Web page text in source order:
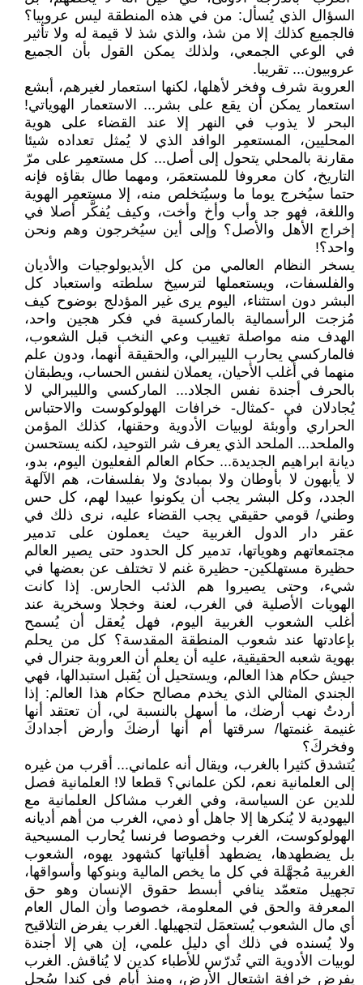
السؤال الذي يُسأل: من في هذه المنطقة ليس عروبيا؟
فالجميع كذلك إلا من شذ، والذي شذ لا قيمة له ولا تأثير
في الوعي الجمعي، ولذلك يمكن القول بأن الجميع
عروبيون... تقريبا.
العروبة شرف وفخر لأهلها، لكنها استعمار لغيرهم، أبشع
استعمار يمكن أن يقع على بشر... الاستعمار الهوياتي!
البحر لا يذوب في النهر إلا عند القضاء على هوية
المحليين، المستعمِر الوافد الذي لا يُمثل تعداده شيئا
مقارنة بالمحلي يتحول إلى أصل... كل مستعمِر على مرّ
التاريخ، كان معروفا للمستعمَر، ومهما طال بقاؤه فإنه
حتما سيُخرج يوما ما وسيُتخلص منه، إلا مستعمِر الهوية
واللغة، فهو جد وأب وأخ وأخت، وكيف يُفكَّر أصلا في
إخراج الأهل والأصل؟ وإلى أين سيُخرجون وهم ونحن
واحد؟!
يسخر النظام العالمي من كل الأيديولوجيات والأديان
والفلسفات، ويستعملها لترسيخ سلطته واستعباد كل
البشر دون استثناء، اليوم يرى غير المؤدلج بوضوح كيف
مُزجت الرأسمالية بالماركسية في فكر هجين واحد،
الهدف منه مواصلة تغييب وعي النخب قبل الشعوب،
فالماركسي يحارب الليبرالي، والحقيقة أنهما، ودون علم
منهما في أغلب الأحيان، يعملان لنفس الحساب، ويطبقان
بالحرف أجندة نفس الجلاد... الماركسي والليبرالي لا
يُجادلان في -كمثال- خرافات الهولوكوست والاحتباس
الحراري وأوبئة لوبيات الأدوية وحقنها، كذلك المؤمن
والملحد... الملحد الذي يعرف شر التوحيد، لكنه يستحسن
ديانة ابراهيم الجديدة... حكام العالم الفعليون اليوم، بدو،
لا يأبهون لا بأوطان ولا بمبادئ ولا بفلسفات، هم الآلهة
الجدد، وكل البشر يجب أن يكونوا عبيدا لهم، كل حس
وطني/ قومي حقيقي يجب القضاء عليه، نرى ذلك في
عقر دار الدول الغربية حيث يعملون على تدمير
مجتمعاتهم وهوياتها، تدمير كل الحدود حتى يصير العالم
حظيرة مستهلكين- حظيرة غنم لا تختلف عن بعضها في
شيء، وحتى يصيروا هم الذئب الحارس. إذا كانت
الهويات الأصلية في الغرب، لعنة وخجلا وسخرية عند
أغلب الشعوب الغربية اليوم، فهل يُعقل أن يُسمح
بإعادتها عند شعوب المنطقة المقدسة؟ كل من يحلم
بهوية شعبه الحقيقية، عليه أن يعلم أن العروبة جنرال في
جيش حكام هذا العالم، ويستحيل أن يُقبل استبدالها، فهي
الجندي المثالي الذي يخدم مصالح حكام هذا العالم: إذا
أردتُ نهب أرضك، ما أسهل بالنسبة لي، أن تعتقد أنها
غنيمة غنمتها/ سرقتها أم أنها أرضكَ وأرض أجدادكَ
وفخركَ؟
يُتشدق كثيرا بالغرب، ويقال أنه علماني... أقرب من غيره
إلى العلمانية نعم، لكن علماني؟ قطعا لا! العلمانية فصل
للدين عن السياسة، وفي الغرب مشاكل العلمانية مع
اليهودية لا يُنكرها إلا جاهل أو ذمي، الغرب من أهم أديانه
الهولوكوست، الغرب وخصوصا فرنسا يُحارب المسيحية
بل يضطهدها، يضطهد أقلياتها كشهود يهوه، الشعوب
الغربية مُجهَّلة في كل ما يخص المالية وبنوكها وأسواقها،
تجهيل متعمّد ينافي أبسط حقوق الإنسان وهو حق
المعرفة والحق في المعلومة، خصوصا وأن المال العام
أي مال الشعوب يُستعمَل لتجهيلها. الغرب يفرض التلاقيح
ولا يُسنده في ذلك أي دليل علمي، إن هي إلا أجندة
لوبيات الأدوية التي تُدرّس للأطباء كدين لا يُناقش. الغرب
يفرض خرافة اشتعال الأرض، ومنذ أيام في كندا سُجل